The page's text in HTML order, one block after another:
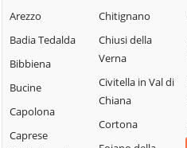
Arezzo
Badia Tedalda
Bibbiena
Bucine
Capolona
Caprese
Chitignano
Chiusi della
Verna
Civitella in Val di
Chiana
Cortona